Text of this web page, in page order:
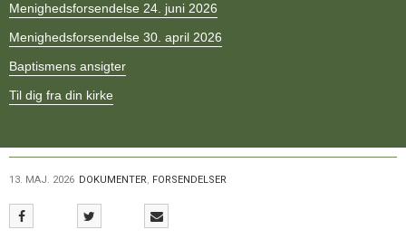
11.0:
Kalender
Inspiration
13.0:
Værktøjskassen
14.0:
Mission
BaptistKirken
Næste
17.
juni
Menighedsforsendelse 24. juni 2026
Menighedsforsendelse 30. april 2026
Baptismens ansigter
Til dig fra din kirke
13. MAJ. 2026 DOKUMENTER, FORSENDELSER